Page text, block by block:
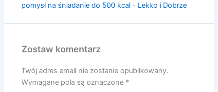
pomysł na śniadanie do 500 kcal - Lekko i Dobrze
Zostaw komentarz
Twój adres email nie zostanie opublikowany.
Wymagane pola są oznaczone *